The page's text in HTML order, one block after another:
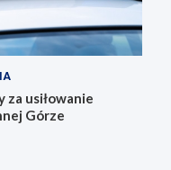
usiłowanie
Górze